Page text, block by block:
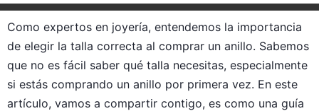
Como expertos en joyería, entendemos la importancia
de elegir la talla correcta al comprar un anillo. Sabemos
que no es fácil saber qué talla necesitas, especialmente
si estás comprando un anillo por primera vez. En este
artículo, vamos a compartir contigo, es como una guía